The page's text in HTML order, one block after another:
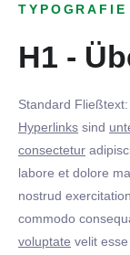
TYPOGRAFIE
H1 -
Standard
Hyperlinks sind
consectetur
labore et dolore
nostrud
commodo
voluptate velit